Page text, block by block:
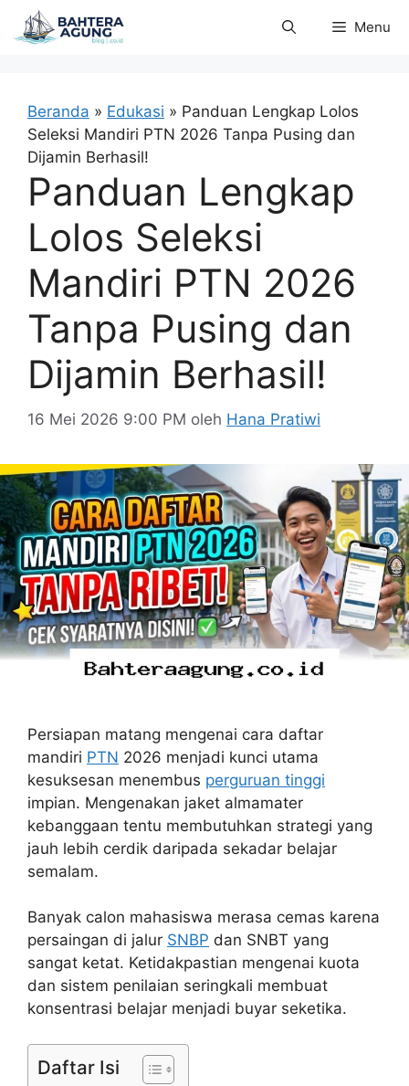
Langsung
ke
Menu
Beranda » Edukasi » Panduan Lengkap Lolos
Seleksi Mandiri PTN 2026 Tanpa Pusing dan
Dijamin Berhasil!
Panduan Lengkap
Lolos Seleksi
Mandiri PTN 2026
Tanpa Pusing dan
Dijamin Berhasil!
16 Mei 2026 9:00 PM oleh Hana Pratiwi
Persiapan matang mengenai cara daftar
mandiri PTN 2026 menjadi kunci utama
kesuksesan menembus perguruan tinggi
impian. Mengenakan jaket almamater
kebanggaan tentu membutuhkan strategi yang
jauh lebih cerdik daripada sekadar belajar
semalam.
Banyak calon mahasiswa merasa cemas karena
persaingan di jalur SNBP dan SNBT yang
sangat ketat. Ketidakpastian mengenai kuota
dan sistem penilaian seringkali membuat
konsentrasi belajar menjadi buyar seketika.
Daftar Isi